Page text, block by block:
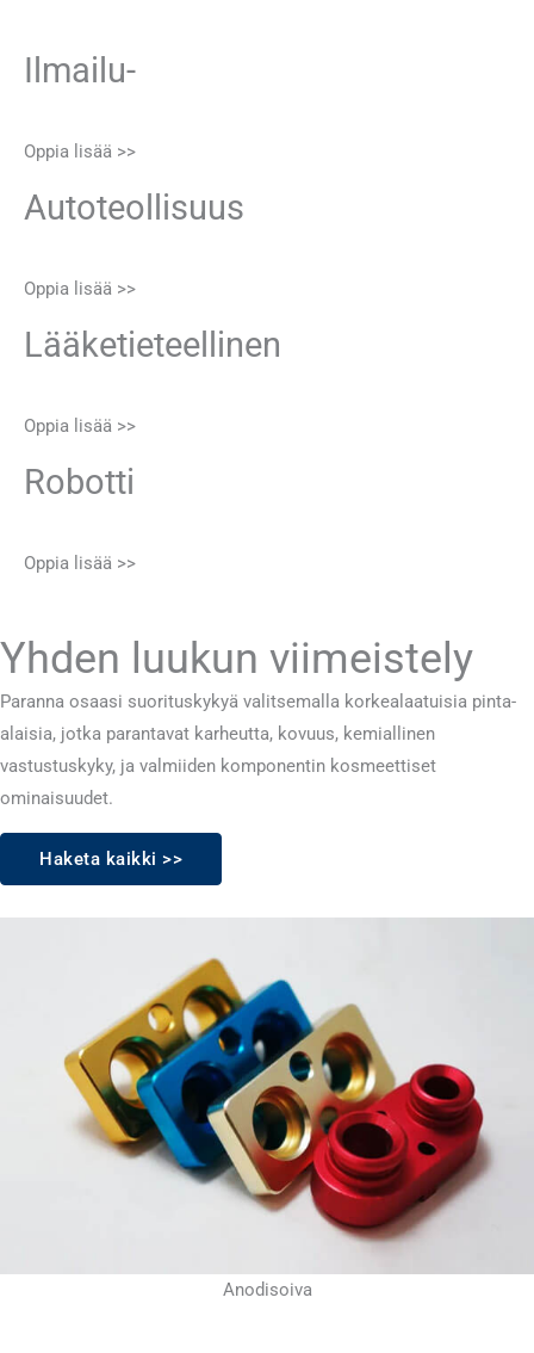
Ilmailu-
Oppia lisää >>
Autoteollisuus
Oppia lisää >>
Lääketieteellinen
Oppia lisää >>
Robotti
Oppia lisää >>
Yhden luukun viimeistely
Paranna osaasi suorituskykyä valitsemalla korkealaatuisia pinta-
alaisia, jotka parantavat karheutta, kovuus, kemiallinen
vastustuskyky, ja valmiiden komponentin kosmeettiset
ominaisuudet.
Haketa kaikki >>
Anodisoiva